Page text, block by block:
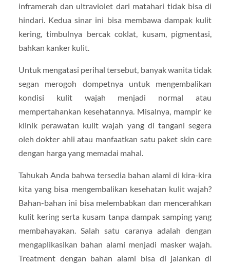
inframerah dan ultraviolet dari matahari tidak bisa di
hindari. Kedua sinar ini bisa membawa dampak kulit
kering, timbulnya bercak coklat, kusam, pigmentasi,
bahkan kanker kulit.
Untuk mengatasi perihal tersebut, banyak wanita tidak
segan merogoh dompetnya untuk mengembalikan
kondisi kulit wajah menjadi normal atau
mempertahankan kesehatannya. Misalnya, mampir ke
klinik perawatan kulit wajah yang di tangani segera
oleh dokter ahli atau manfaatkan satu paket skin care
dengan harga yang memadai mahal.
Tahukah Anda bahwa tersedia bahan alami di kira-kira
kita yang bisa mengembalikan kesehatan kulit wajah?
Bahan-bahan ini bisa melembabkan dan mencerahkan
kulit kering serta kusam tanpa dampak samping yang
membahayakan. Salah satu caranya adalah dengan
mengaplikasikan bahan alami menjadi masker wajah.
Treatment dengan bahan alami bisa di jalankan di